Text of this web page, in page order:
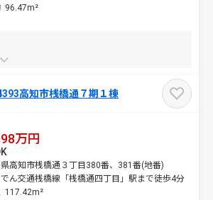
96.47m²
高知市桟橋通７期１棟
万円
高知市桟橋通３丁目380番、381番(地番)
でん交通桟橋線「桟橋通四丁目」駅まで徒歩4分
117.42m²